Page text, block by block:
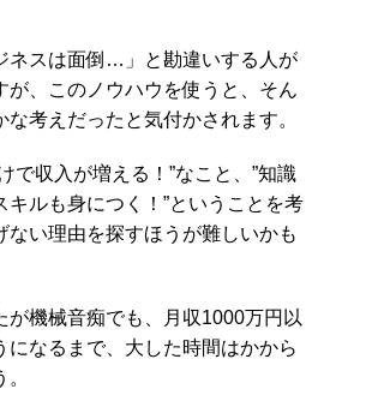
ネスは面倒…」と勘違いする人が
が、このノウハウを使うと、そん
な考えだったと気付かされます。
で収入が増える！”なこと、”知識
キルも身につく！”ということを考
ない理由を探すほうが難しいかも
が機械音痴でも、月収1000万円以
になるまで、大した時間はかから